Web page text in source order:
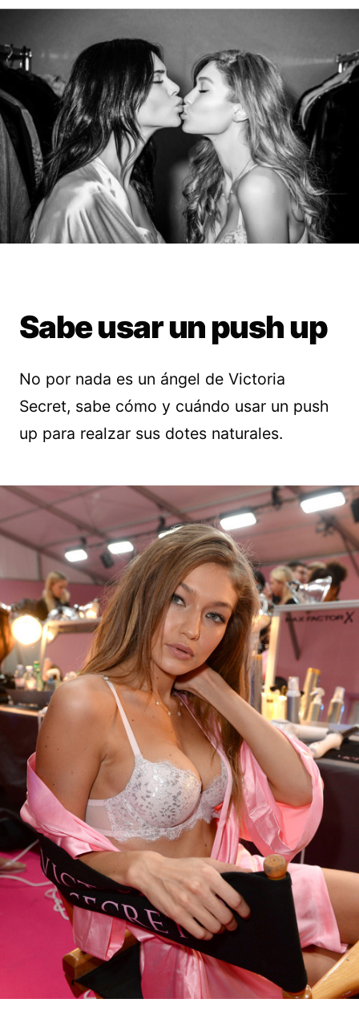
Sabe usar un push up
No por nada es un ángel de Victoria
Secret, sabe cómo y cuándo usar un push
up para realzar sus dotes naturales.